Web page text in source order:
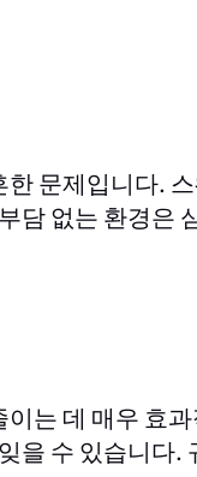
문제입니다.
담 없는 환경은
는 데 매우 효
을 수 있습니다.